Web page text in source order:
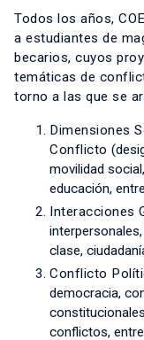
Todos los años,
a estudiantes de
becarios, cuyos
temáticas de
torno a las que se
Dimensiones
Conflicto
movilidad
educación,
Interacciones
clase,
Conflicto
democracia,
conflictos,